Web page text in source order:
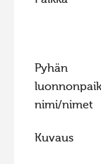
Hiite
Hiite
Hiite
Hiite
Hiite
Hiite
Pyhän
nimi/nimet
Kuvaus